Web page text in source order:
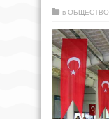
в ОБЩЕСТВО